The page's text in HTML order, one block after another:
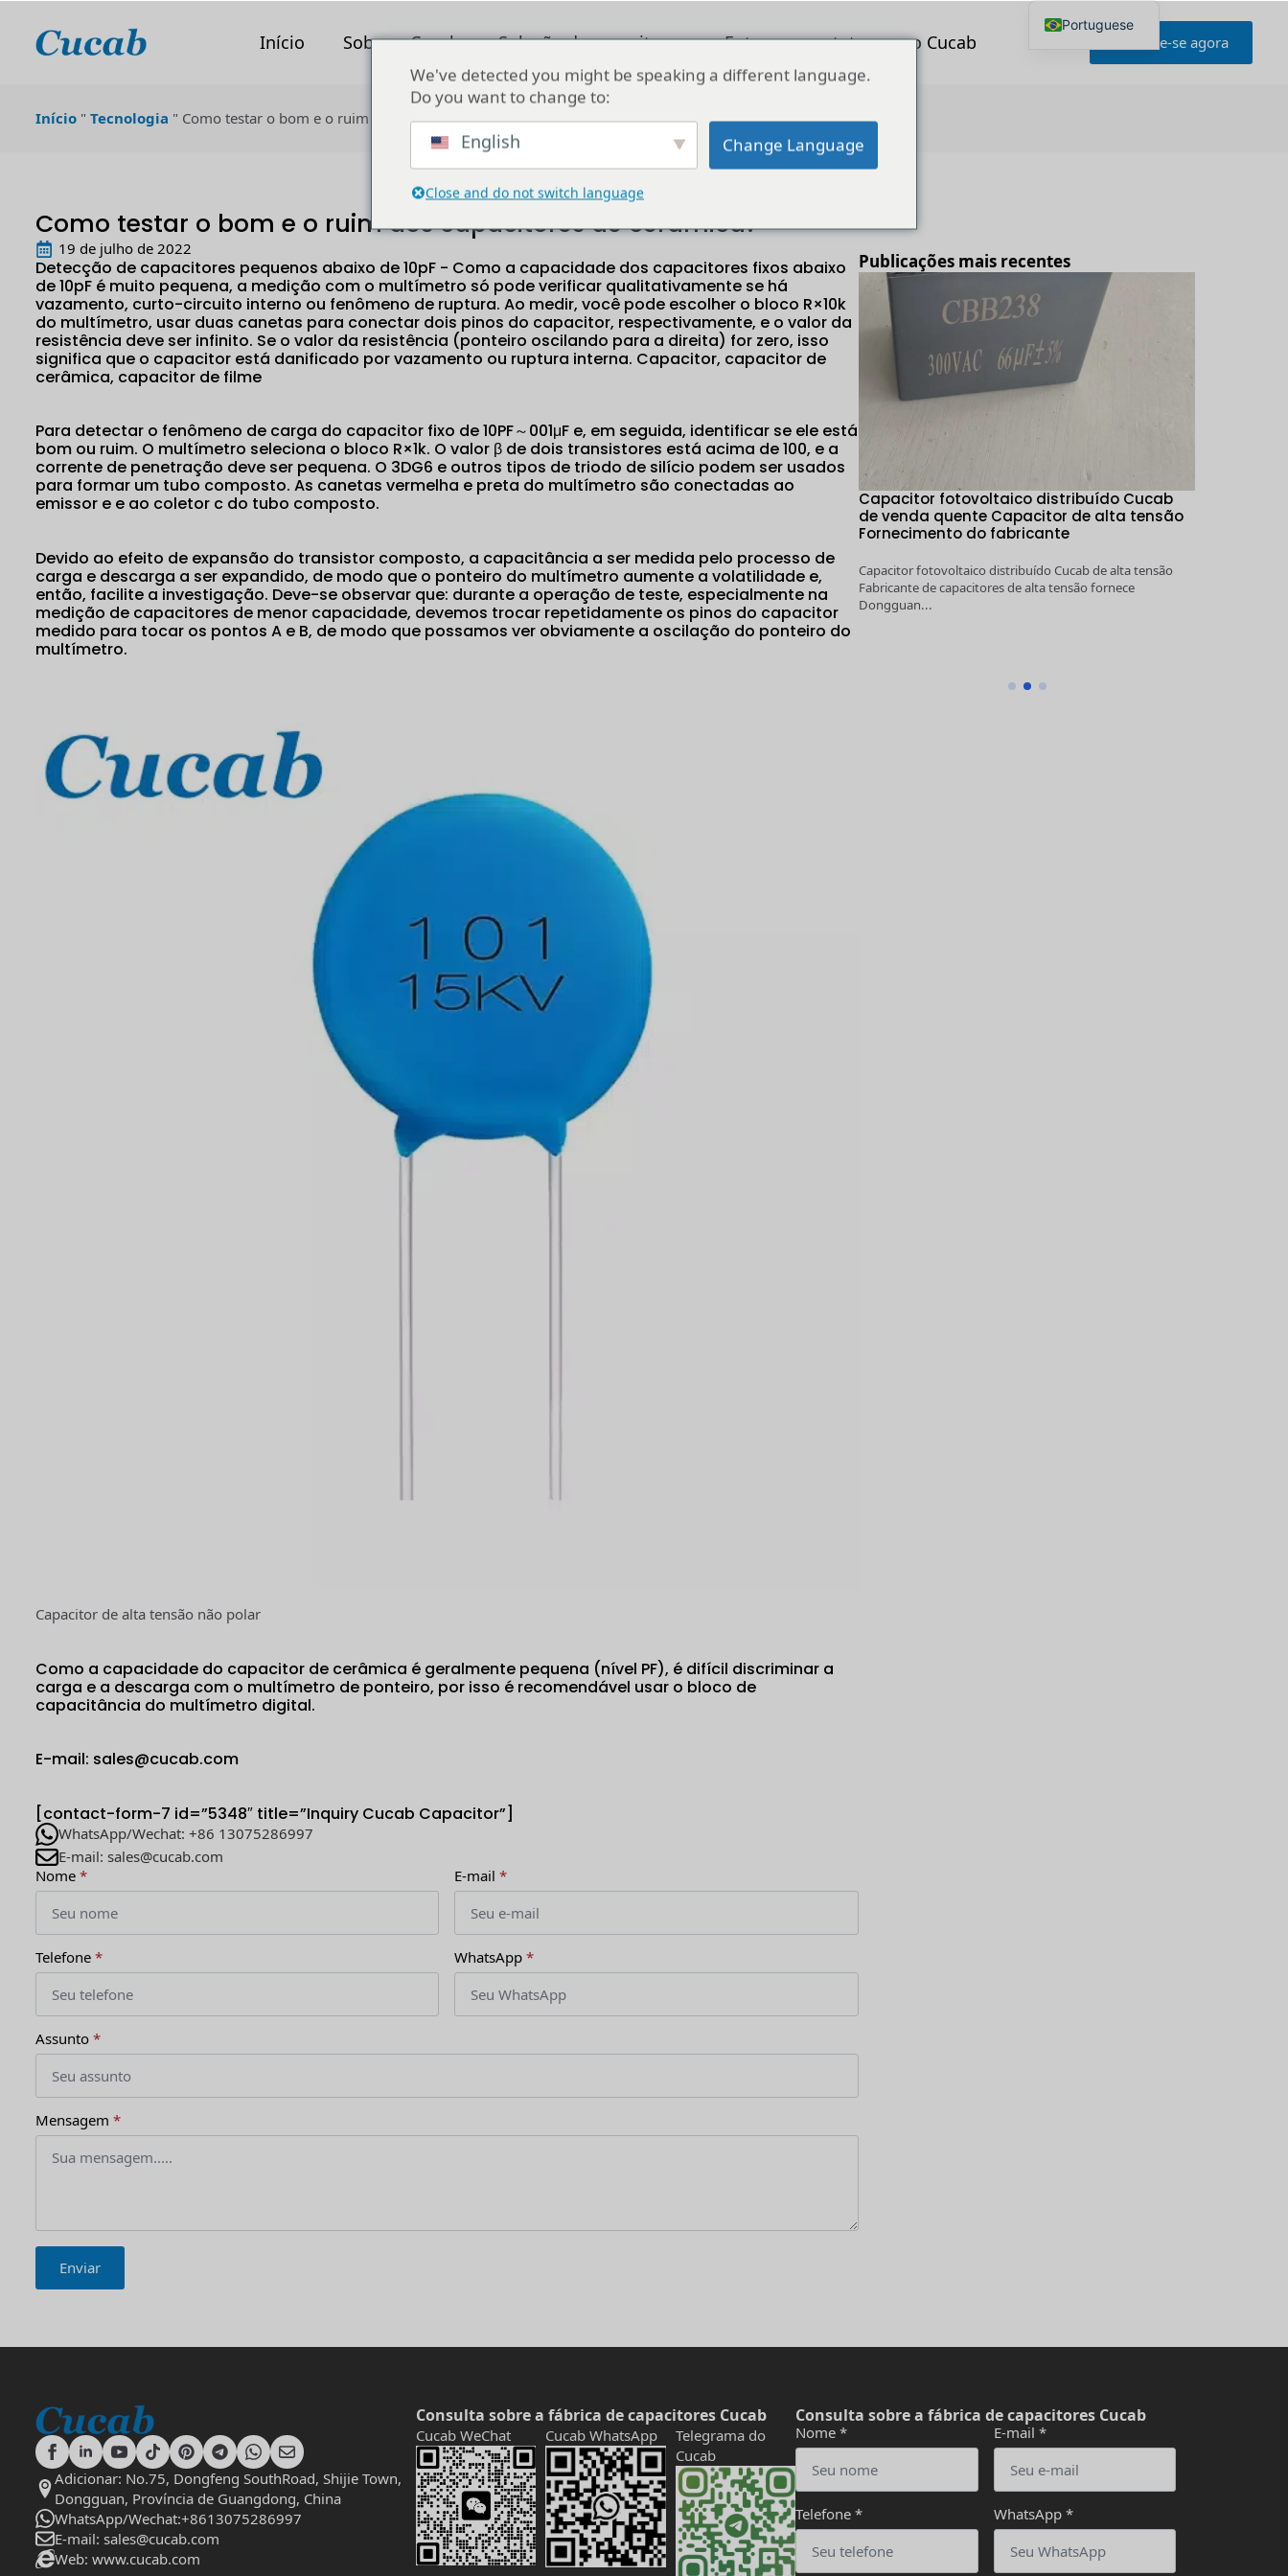
Início Sobre o Cucab Solução de capacitores Entre em contato com o Cucab Informe-se agora
Início " Tecnologia " Como testar o bom e o ruim dos capacitores de cerâmica?
Como testar o bom e o ruim dos capacitores de cerâmica?
19 de julho de 2022
Detecção de capacitores pequenos abaixo de 10pF - Como a capacidade dos capacitores fixos abaixo
de 10pF é muito pequena, a medição com o multímetro só pode verificar qualitativamente se há
vazamento, curto-circuito interno ou fenômeno de ruptura. Ao medir, você pode escolher o bloco R×10k
do multímetro, usar duas canetas para conectar dois pinos do capacitor, respectivamente, e o valor da
resistência deve ser infinito. Se o valor da resistência (ponteiro oscilando para a direita) for zero, isso
significa que o capacitor está danificado por vazamento ou ruptura interna. Capacitor, capacitor de
cerâmica, capacitor de filme
Para detectar o fenômeno de carga do capacitor fixo de 10PF～001μF e, em seguida, identificar se ele está
bom ou ruim. O multímetro seleciona o bloco R×1k. O valor β de dois transistores está acima de 100, e a
corrente de penetração deve ser pequena. O 3DG6 e outros tipos de triodo de silício podem ser usados
para formar um tubo composto. As canetas vermelha e preta do multímetro são conectadas ao
emissor e e ao coletor c do tubo composto.
Devido ao efeito de expansão do transistor composto, a capacitância a ser medida pelo processo de
carga e descarga a ser expandido, de modo que o ponteiro do multímetro aumente a volatilidade e,
então, facilite a investigação. Deve-se observar que: durante a operação de teste, especialmente na
medição de capacitores de menor capacidade, devemos trocar repetidamente os pinos do capacitor
medido para tocar os pontos A e B, de modo que possamos ver obviamente a oscilação do ponteiro do
multímetro.
Capacitor de alta tensão não polar
Como a capacidade do capacitor de cerâmica é geralmente pequena (nível PF), é difícil discriminar a
carga e a descarga com o multímetro de ponteiro, por isso é recomendável usar o bloco de
capacitância do multímetro digital.
E-mail: sales@cucab.com
[contact-form-7 id=”5348″ title=”Inquiry Cucab Capacitor”]
WhatsApp/Wechat: +86 13075286997
E-mail: sales@cucab.com
Nome * E-mail *
Telefone * WhatsApp *
Assunto *
Mensagem *
Enviar
Publicações mais recentes
vida útil, tensão arbitrária fora do padrão,
capacidade
Capacitor de pulso de alta tensão personalizado
profissional, pequena auto-indutância, grande corrente,
longa vida útil,...
Capacitor fotovoltaico distribuído Cucab
de venda quente Capacitor de alta tensão
Fornecimento do fabricante
Capacitor fotovoltaico distribuído Cucab de alta tensão
Fabricante de capacitores de alta tensão fornece
Dongguan...
Adicionar: No.75, Dongfeng SouthRoad, Shijie Town,
Dongguan, Província de Guangdong, China
WhatsApp/Wechat:+8613075286997
E-mail: sales@cucab.com
Web: www.cucab.com
Consulta sobre a fábrica de capacitores Cucab
Cucab WeChat Cucab WhatsApp
Telegrama do
Cucab
Consulta sobre a fábrica de capacitores Cucab
Nome * E-mail *
Telefone * WhatsApp *
We've detected you might be speaking a different language.
Do you want to change to:
English Change Language
Close and do not switch language
Portuguese
English
Japanese